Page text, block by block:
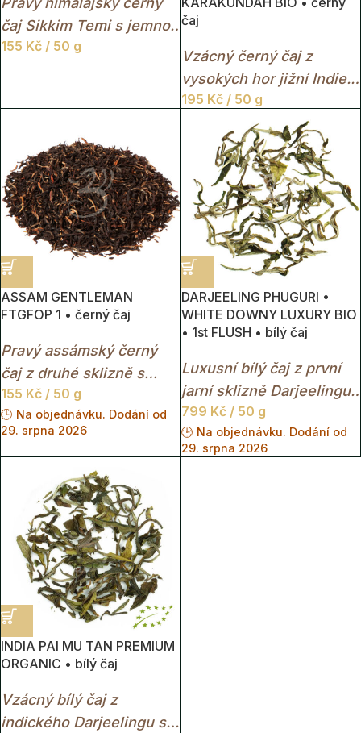
čaj Sikkim Temi s jemnou
květinovou chutí a
155 Kč / 50 g
čaj
Vzácný černý čaj z
vysokých hor jižní Indie.
BIO čaj z plantáže
Karakundah s jemně
ovocným aroma a
krásným červeno-zlatým
nálevem.
195 Kč/ 50 g
ASSAM GENTLEMAN
FTGFOP 1 • černý čaj
Pravý assámský černý
čaj z druhé sklizně s
plnou chutí a typickým
sladovým charakterem.
155 Kč / 50 g
🕒 Na objednávku. Dodání od
29. srpna 2026
DARJEELING PHUGURI •
WHITE DOWNY LUXURY BIO
• 1st FLUSH • bílý čaj
Luxusní bílý čaj z první
jarní sklizně Darjeelingu
s medovou sladkostí,
květinovým aroma a
mimořádně jemným
799 Kč/ 50 g
🕒 Na objednávku. Dodání od
29. srpna 2026
INDIA PAI MU TAN PREMIUM
ORGANIC • bílý čaj
Vzácný bílý čaj z
indického Darjeelingu s